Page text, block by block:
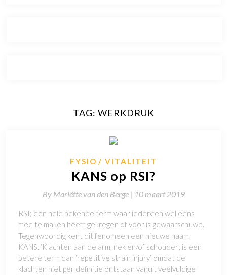
TAG: WERKDRUK
FYSIO VITALITEIT
KANS op RSI?
By Mariëtte van den Berge | 10 maart 2019
RSI; een hele bekende term waar iedereen wel eens
mee te maken heeft gekregen of voor is gewaarschuwd.
Tegenwoordig kent dit fenomeen een nieuwe naam;
KANS. ‘Klachten aan de arm, nek en/of schouder’, is een
betere term dan ‘repetitive strain injury’ omdat de
klachten niet per definitie ontstaan vanuit veelvuldige